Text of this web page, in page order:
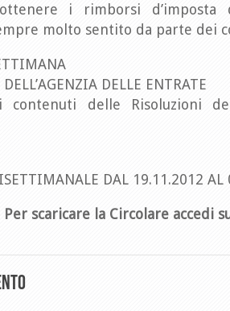
i rimborsi d’imposta
molto sentito da parte dei
DELLE ENTRATE
contenuti delle Risoluzioni
DAL 19.11.2012
Per scaricare la Circolare accedi